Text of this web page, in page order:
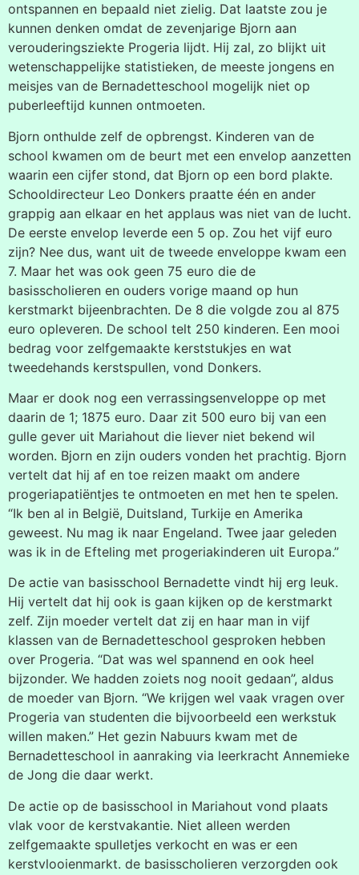
ontspannen en bepaald niet zielig. Dat laatste zou je
kunnen denken omdat de zevenjarige Bjorn aan
verouderingsziekte Progeria lijdt. Hij zal, zo blijkt uit
wetenschappelijke statistieken, de meeste jongens en
meisjes van de Bernadetteschool mogelijk niet op
puberleeftijd kunnen ontmoeten.
Bjorn onthulde zelf de opbrengst. Kinderen van de
school kwamen om de beurt met een envelop aanzetten
waarin een cijfer stond, dat Bjorn op een bord plakte.
Schooldirecteur Leo Donkers praatte één en ander
grappig aan elkaar en het applaus was niet van de lucht.
De eerste envelop leverde een 5 op. Zou het vijf euro
zijn? Nee dus, want uit de tweede enveloppe kwam een
7. Maar het was ook geen 75 euro die de
basisscholieren en ouders vorige maand op hun
kerstmarkt bijeenbrachten. De 8 die volgde zou al 875
euro opleveren. De school telt 250 kinderen. Een mooi
bedrag voor zelfgemaakte kerststukjes en wat
tweedehands kerstspullen, vond Donkers.
Maar er dook nog een verrassingsenveloppe op met
daarin de 1; 1875 euro. Daar zit 500 euro bij van een
gulle gever uit Mariahout die liever niet bekend wil
worden. Bjorn en zijn ouders vonden het prachtig. Bjorn
vertelt dat hij af en toe reizen maakt om andere
progeriapatiëntjes te ontmoeten en met hen te spelen.
“Ik ben al in België, Duitsland, Turkije en Amerika
geweest. Nu mag ik naar Engeland. Twee jaar geleden
was ik in de Efteling met progeriakinderen uit Europa.”
De actie van basisschool Bernadette vindt hij erg leuk.
Hij vertelt dat hij ook is gaan kijken op de kerstmarkt
zelf. Zijn moeder vertelt dat zij en haar man in vijf
klassen van de Bernadetteschool gesproken hebben
over Progeria. “Dat was wel spannend en ook heel
bijzonder. We hadden zoiets nog nooit gedaan”, aldus
de moeder van Bjorn. “We krijgen wel vaak vragen over
Progeria van studenten die bijvoorbeeld een werkstuk
willen maken.” Het gezin Nabuurs kwam met de
Bernadetteschool in aanraking via leerkracht Annemieke
de Jong die daar werkt.
De actie op de basisschool in Mariahout vond plaats
vlak voor de kerstvakantie. Niet alleen werden
zelfgemaakte spulletjes verkocht en was er een
kerstvlooienmarkt. de basisscholieren verzorgden ook